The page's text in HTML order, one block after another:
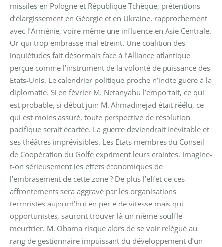
missiles en Pologne et République Tchèque, prétentions
d’élargissement en Géorgie et en Ukraine, rapprochement
avec l’Arménie, voire même une influence en Asie Centrale.
Or qui trop embrasse mal étreint. Une coalition des
inquiétudes fait désormais face à l’Alliance atlantique
perçue comme l’instrument de la volonté de puissance des
Etats-Unis. Le calendrier politique proche n’incite guère à la
diplomatie. Si en février M. Netanyahu l’emportait, ce qui
est probable, si début juin M. Ahmadinejad était réélu, ce
qui est moins assuré, toute perspective de résolution
pacifique serait écartée. La guerre deviendrait inévitable et
ses théâtres imprévisibles. Les Etats membres du Conseil
de Coopération du Golfe expriment leurs craintes. Imagine-
t-on sérieusement les effets économiques de
l’embrasement de cette zone ? De plus l’effet de ces
affrontements sera aggravé par les organisations
terroristes aujourd’hui en perte de vitesse mais qui,
opportunistes, sauront trouver là un nième souffle
meurtrier. M. Obama risque alors de se voir relégué au
rang de gestionnaire impuissant du développement d’un